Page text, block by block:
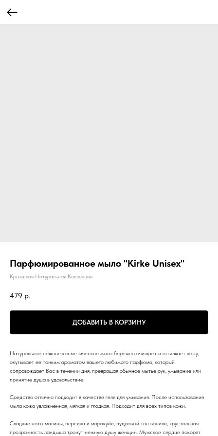
Парфюмированное мыло "Kirke Unisex"
Крымская Натуральная Коллекция
479 р.
ДОБАВИТЬ В КОРЗИНУ
Натуральное нежное косметическое мыло бережно очищает и освежает кожу,
окутывает ее тонким ароматом вашего любимого парфюма, который
сопровождает Вас в течении дня, превращая обычное мытье рук, умывание или
принятие душа в удовольствие.
Средство отлично подходит в качестве геля для умывания. После использования
мыла кожа увлажненная, мягкая и гладкая. Подходит для всех типов кожи.
Сладкие ноты малины, персика и маракуйи, пудровый тон ванили, хрустальная
прозрачность ландыша тронут нежную душу женщин. Мужское сердце покорят